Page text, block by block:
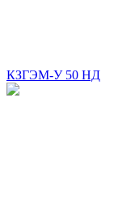
КЗГЭМ-У 50 НД